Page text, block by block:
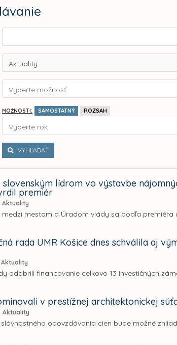
Aktuality
Vyberte možnosť
MOŽNOSTI: SAMOSTATNÝ ROZSAH
Vyberte rok
VYHĽADAŤ
slovenským lídrom vo výstavbe
premiér
Aktuality
mestom a Úradom vlády sa podľa premiéra
rada UMR Košice dnes schválila aj
Aktuality
odobrili financovanie celkovo 13 investičných
v prestížnej architektonickej
Aktuality
odovzdávania cien bude možné